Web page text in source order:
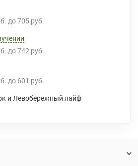
до 705 руб.
до 742 руб.
до 601 руб.
и Левобережный лайф